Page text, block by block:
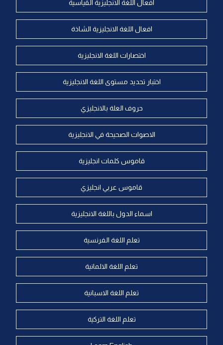
افعال اللغة الانجليزية القياسية
افعال اللغة الانجليزية الشاذة
اختصارات اللغة الانجليزية
اختبار تحديد مستوى اللغة الانجليزية
حروف العلة بالانجليزي
الاصوات الصحيحة في الانجليزية
قاموس كلمات انجليزية
قاموس عربي انجليزي
اسماء الدول باللغة الانجليزية
تعلم اللغة الفرنسية
تعلم اللغة الالمانية
تعلم اللغة الاسبانية
تعلم اللغة التركية